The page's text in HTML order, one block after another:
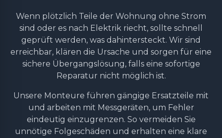
Wenn plötzlich Teile der Wohnung ohne Strom
sind oder es nach Elektrik riecht, sollte schnell
geprüft werden, was dahintersteckt. Wir sind
erreichbar, klären die Ursache und sorgen für eine
sichere Übergangslösung, falls eine sofortige
Reparatur nicht möglich ist.
Unsere Monteure führen gängige Ersatzteile mit
und arbeiten mit Messgeräten, um Fehler
eindeutig einzugrenzen. So vermeiden Sie
unnötige Folgeschäden und erhalten eine klare